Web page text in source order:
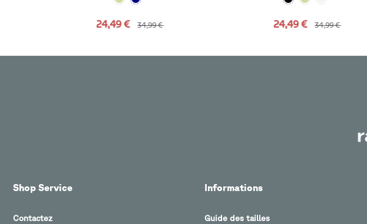
24,49 € 34,99 € 24,49 € 34,99 €
Shop Service
Contactez
Informations
Guide des tailles